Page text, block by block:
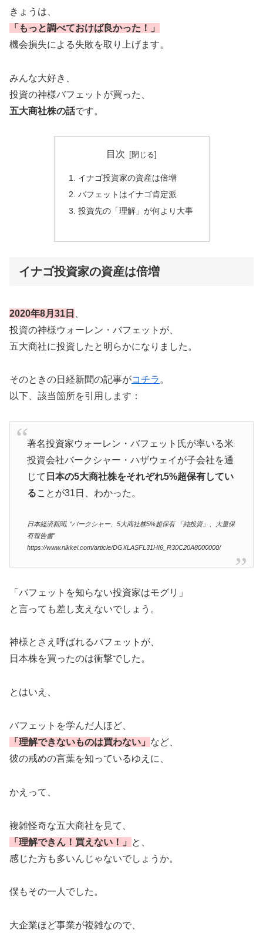
きょうは、
「もっと調べておけば良かった！」
機会損失による失敗を取り上げます。
みんな大好き、
投資の神様バフェットが買った、
五大商社株の話です。
目次
イナゴ投資家の資産は倍増
バフェットはイナゴ肯定派
投資先の「理解」が何より大事
イナゴ投資家の資産は倍増
2020年8月31日
投資の神様ウォーレン・バフェットが、
五大商社に投資したと明らかになりました。
そのときの日経新聞の記事がコチラ。
以下、該当箇所を引用します：
著名投資家ウォーレン・バフェット氏が率いる米
投資会社バークシャー・ハザウェイが子会社を通
じて 日本の5大商社株をそれぞれ5%超保有してい
ることが31日、わかった。
日本経済新聞, “バークシャー、5大商社株5%超保有 「純投資」、大量保
有報告書”
https://www.nikkei.com/article/DGXLASFL31HI6_R30C20A8000000/
「バフェットを知らない投資家はモグリ」
と言っても差し支えないでしょう。
神様とさえ呼ばれるバフェットが、
日本株を買ったのは衝撃でした。
とはいえ、
バフェットを学んだ人ほど、
「理解できないものは買わない」 など、
彼の戒めの言葉を知っているゆえに、
かえって、
複雑怪奇な五大商社を見て、
「理解できん！買えない！」
と、
感じた方も多いんじゃないでしょうか。
僕もその一人でした。
大企業ほど事業が複雑なので、